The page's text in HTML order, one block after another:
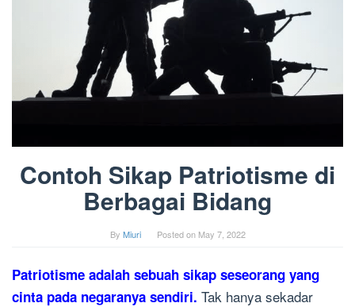
Contoh Sikap Patriotisme di
Berbagai Bidang
By Miuri Posted on May 7, 2022
Patriotisme adalah sebuah sikap seseorang yang
cinta pada negaranya sendiri. Tak hanya sekadar